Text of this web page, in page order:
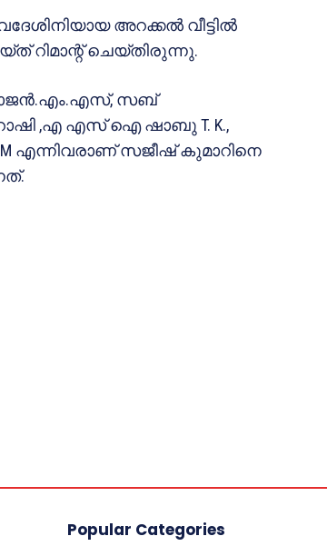
അറക്കൽ വീട്ടിൽ
റിമാന്റ് ചെയ്തിരുന്നു.
സബ്
റാഷി ,എ എസ് ഐ ഷാബു T. K.,
എന്നിവരാണ് സജീഷ് കുമാറിനെ
Popular Categories